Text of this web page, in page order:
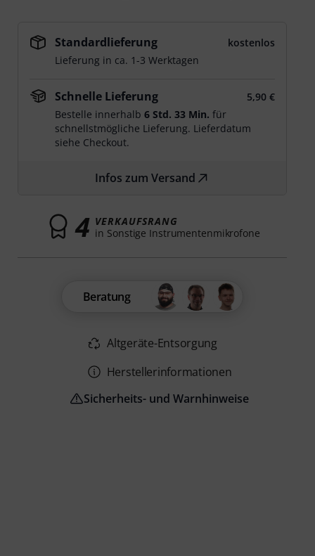
Standardlieferung
kostenlos
Lieferung in ca. 1-3 Werktagen
Schnelle Lieferung
5,90 €
Bestelle innerhalb6 Std. 33 Min. für
schnellstmögliche Lieferung. Lieferdatum
siehe Checkout.
Infos zum Versand
4 VERKAUFSRANG
in Sonstige Instrumentenmikrofone
Beratung
Altgeräte-Entsorgung
Herstellerinformationen
Sicherheits- und Warnhinweise